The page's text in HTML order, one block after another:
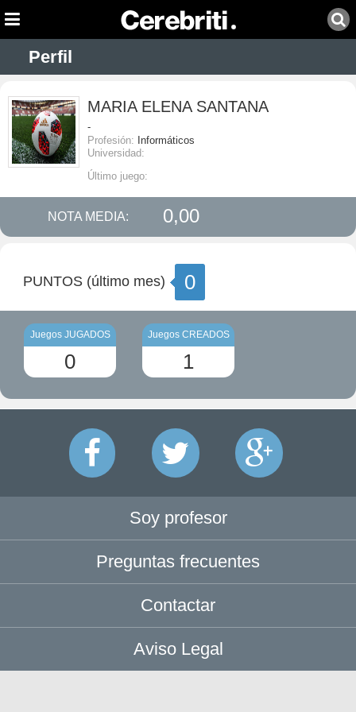
Perfil
MARIA ELENA SANTANA
-
Profesión: Informáticos
Universidad:
Último juego:
NOTA MEDIA: 0,00
PUNTOS (último mes) 0
Juegos JUGADOS
0
Juegos CREADOS
1
Soy profesor
Preguntas frecuentes
Contactar
Aviso Legal